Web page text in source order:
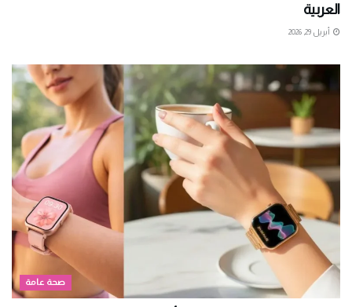
العربية
أبريل 29, 2026
صحة عامة